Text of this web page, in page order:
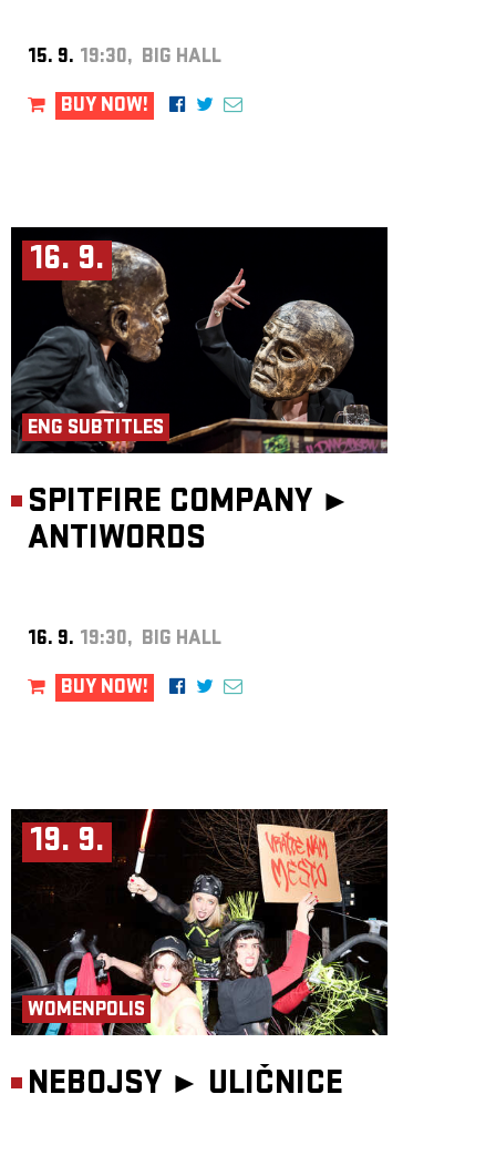
15. 9. 19:30, BIG HALL
BUY NOW!
16. 9.
ENG SUBTITLES
SPITFIRE COMPANY ►
ANTIWORDS
16. 9. 19:30, BIG HALL
BUY NOW!
19. 9.
WOMENPOLIS
NEBOJSY ► ULIČNICE